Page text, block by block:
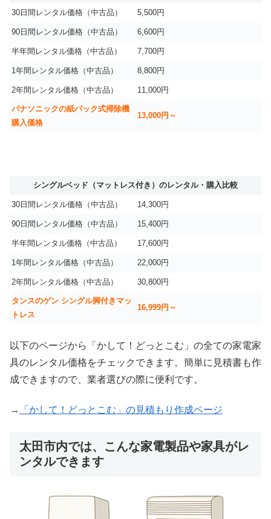
30日間レンタル価格（中古品） 5,500円
90日間レンタル価格（中古品） 6,600円
半年間レンタル価格（中古品） 7,700円
1年間レンタル価格（中古品） 8,800円
2年間レンタル価格（中古品） 11,000円
パナソニックの紙パック式掃除機
購入価格
13,000円～
シングルベッド（マットレス付き）のレンタル・購入比較
30日間レンタル価格（中古品） 14,300円
90日間レンタル価格（中古品） 15,400円
半年間レンタル価格（中古品） 17,600円
1年間レンタル価格（中古品） 22,000円
2年間レンタル価格（中古品） 30,800円
タンスのゲン シングル脚付きマッ
トレス
16,999円～
以下のページから「かして！どっとこむ」の全ての家電家
具のレンタル価格をチェックできます。簡単に見積書も作
成できますので、業者選びの際に便利です。
→ 「かして！どっとこむ」の見積もり作成ページ
太田市内では、こんな家電製品や家具がレ
ンタルできます